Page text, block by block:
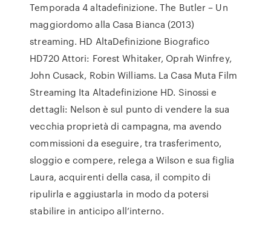
Temporada 4 altadefinizione. The Butler – Un
maggiordomo alla Casa Bianca (2013)
streaming. HD AltaDefinizione Biografico
HD720 Attori: Forest Whitaker, Oprah Winfrey,
John Cusack, Robin Williams. La Casa Muta Film
Streaming Ita Altadefinizione HD. Sinossi e
dettagli: Nelson è sul punto di vendere la sua
vecchia proprietà di campagna, ma avendo
commissioni da eseguire, tra trasferimento,
sloggio e compere, relega a Wilson e sua figlia
Laura, acquirenti della casa, il compito di
ripulirla e aggiustarla in modo da potersi
stabilire in anticipo all’interno.